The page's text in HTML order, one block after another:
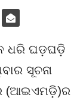
ଧରି ଘଡ଼ଘଡ଼ି
ସୂଚନା
(ଆଇଏମଡ଼ି)ର